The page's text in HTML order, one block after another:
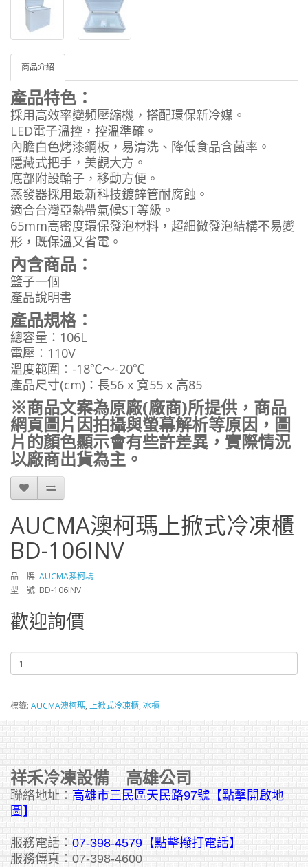
商品介紹
產品特色：
採用高效率變頻壓縮機，搭配環保新冷媒。
LED電子溫控，控溫準確。
內膽白色烤漆鋼板，易清洗、降低食品含菌率。
隱藏式把手，美觀大方。
底部附設輪子，移動方便。
蒸發器採用最新科技鍍鋅管耐腐蝕。
適合台灣亞熱帶氣候ST等級。
65mm高密度環保發泡材料，超細微發泡結構不易變
形，既保溫又省電。
內含商品：
籃子一個
產品說明書
產品規格：
總容量：106L
電壓：110V
溫度範圍：-18℃～-20℃
產品尺寸(cm)：長56 x 寬55 x 高85
※商品文案為原廠(廠商)所提供，商品
網頁圖片因拍攝與螢幕解析等原因，圖
片的顏色顯示會有些許差異，實際情況
以廠商出貨為主。
AUCMA澳柯瑪上掀式冷凍櫃
BD-106INV
品 牌: AUCMA澳柯瑪
型 號: BD-106INV
歡迎詢價
標籤: AUCMA澳柯瑪, 上掀式冷凍櫃, 冰櫃
祥禾冷凍設備 高雄公司
聯絡地址： 高雄市三民區天民路97號【點擊開啟地
圖】
服務電話： 07-398-4579【點擊撥打電話】
服務傳真：07-398-4600